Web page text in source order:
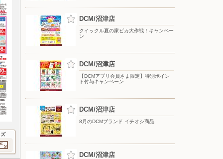
DCM/沼津店
クイックル夏の家ピカ大作戦！キャンペー
ン
DCM/沼津店
【DCMアプリ会員さま限定】特別ポイン
ト付与キャンペーン
DCM/沼津店
8月のDCMブランド イチオシ商品
DCM/沼津店